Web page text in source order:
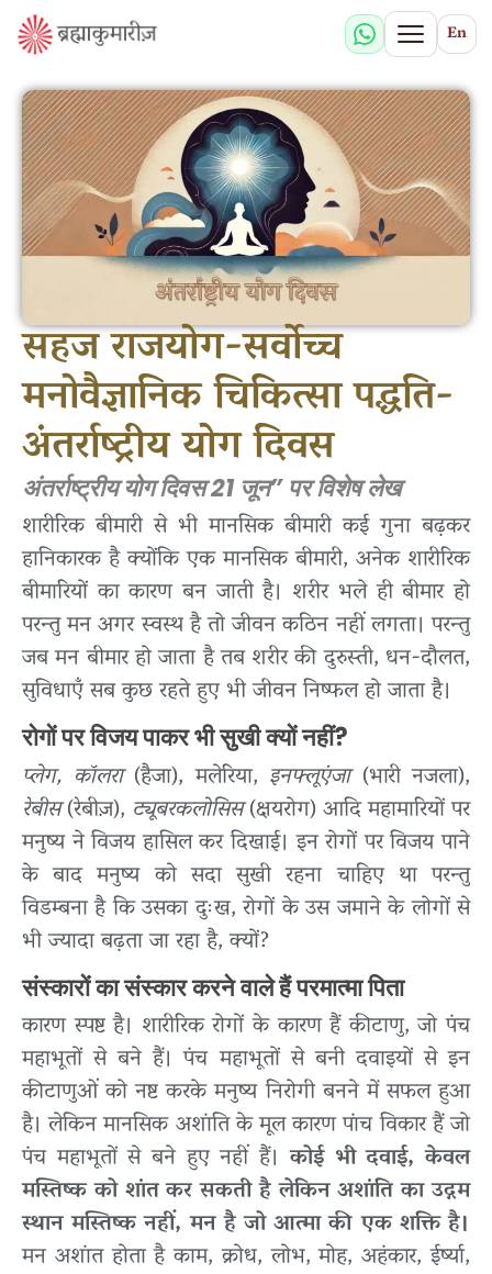
En
सहज राजयोग-सर्वोच्च
मनोवैज्ञानिक चिकित्सा पद्धति-
अंतर्राष्ट्रीय योग दिवस
अंतर्राष्ट्रीय योग दिवस 21 जून” पर विशेष लेख
शारीरिक बीमारी से भी मानसिक बीमारी कई गुना बढ़कर
हानिकारक है क्योंकि एक मानसिक बीमारी, अनेक शारीरिक
बीमारियों का कारण बन जाती है। शरीर भले ही बीमार हो
परन्तु मन अगर स्वस्थ है तो जीवन कठिन नहीं लगता। परन्तु
जब मन बीमार हो जाता है तब शरीर की दुरुस्ती, धन-दौलत,
सुविधाएँ सब कुछ रहते हुए भी जीवन निष्फल हो जाता है।
रोगों पर विजय पाकर भी सुखी क्यों नहीं?
प्लेग, कॉलरा(हैजा), मलेरिया, इनफ्लूएंजा(भारी नजला),
रेबीस(रेबीज़), ट्यूबरकलोसिस(क्षयरोग) आदि महामारियों पर
मनुष्य ने विजय हासिल कर दिखाई। इन रोगों पर विजय पाने
के बाद मनुष्य को सदा सुखी रहना चाहिए था परन्तु
विडम्बना है कि उसका दुःख, रोगों के उस जमाने के लोगों से
भी ज्यादा बढ़ता जा रहा है, क्यों?
संस्कारों का संस्कार करने वाले हैं परमात्मा पिता
कारण स्पष्ट है। शारीरिक रोगों के कारण हैं कीटाणु, जो पंच
महाभूतों से बने हैं। पंच महाभूतों से बनी दवाइयों से इन
कीटाणुओं को नष्ट करके मनुष्य निरोगी बनने में सफल हुआ
है। लेकिन मानसिक अशांति के मूल कारण पांच विकार हैं जो
पंच महाभूतों से बने हुए नहीं हैं।कोई भी दवाई, केवल
मस्तिष्क को शांत कर सकती है लेकिन अशांति का उद्गम
स्थान मस्तिष्क नहीं, मन है जो आत्मा की एक शक्ति है।
मन अशांत होता है काम, क्रोध, लोभ, मोह, अहंकार, ईर्ष्या,